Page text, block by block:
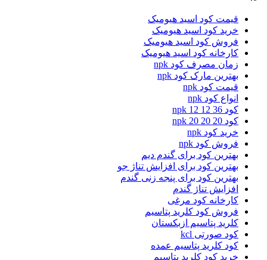
قیمت کود اسید هیومیک
خرید کود اسید هیومیک
فروش کود اسید هیومیک
کارخانه کود اسید هیومیک
زمان مصرف کود npk
بهترین مارک کود npk
قیمت کود npk
انواع کود npk
کود npk 12 12 36
کود npk 20 20 20
خرید کود npk
فروش کود npk
بهترین کود برای گندم دیم
بهترین کود برای افزایش تناژ جو
بهترین کود برای پنجه زنی گندم
افزایش تناژ گندم
کارخانه کود مرغی
فروش کود کلرید پتاسیم
کلرید پتاسیم ازبکستان
کود صورتی kcl
کود کلرید پتاسیم عمده
خرید کود کلرید پتاسیم